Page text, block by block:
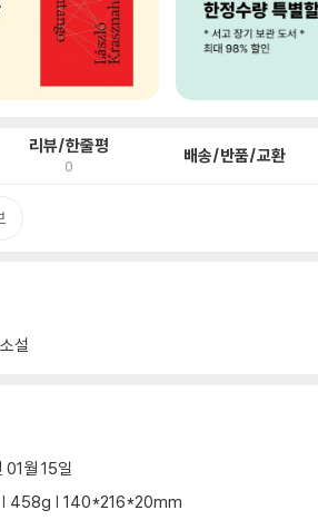
리뷰/한줄평
0 배송/반품/교환
소설
01월 15일
458g | 140*216*20mm